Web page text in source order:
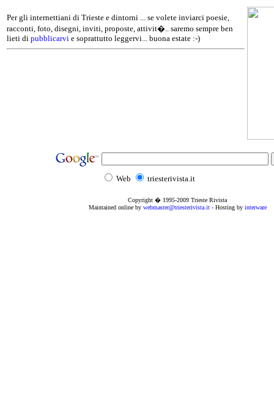
Per gli internettiani di Trieste e dintorni ... se volete inviarci poesie,
racconti, foto, disegni, inviti, proposte, attivit�.. saremo sempre ben
lieti di pubblicarvi e soprattutto leggervi... buona estate :-)
Web triesterivista.it
Copyright � 1995-2009 Trieste Rivista
Maintained online by webmaster@triesterivista.it- Hosting by interware